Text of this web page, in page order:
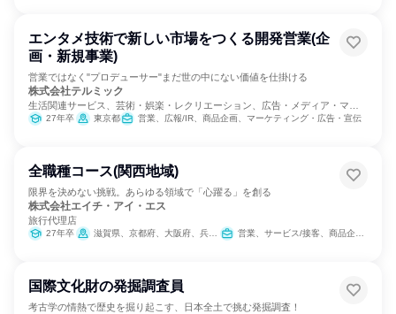
エンタメ技術で新しい市場をつくる開発営業(企
画・新規事業)
営業ではなく"プロデューサー"まだ世の中にない価値を仕掛ける
株式会社テルミック
生活関連サービス、芸術・娯楽・レクリエーション、広告・メディア・マス
コミ27年卒 東京都 営業、広報/IR、商品企画、マーケティング・広告・宣伝
全職種コース(関西地域)
限界を決めない挑戦。あらゆる領域で「心躍る」を創る
株式会社エイチ・アイ・エス
旅行代理店
27年卒 滋賀県、京都府、大阪府、兵庫県、奈良県、和歌山県 営業、サービス/接客、商品企画、カスタマーサポート/コールセンター
国際文化財の発掘調査員
考古学の情熱で歴史を掘り起こす、日本全土で挑む発掘調査！